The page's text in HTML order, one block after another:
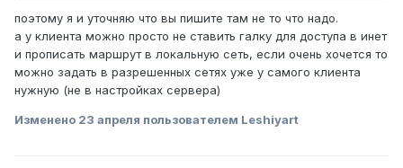
поэтому я и уточняю что вы пишите там не то что надо.
а у клиента можно просто не ставить галку для доступа в инет
и прописать маршрут в локальную сеть, если очень хочется то
можно задать в разрешенных сетях уже у самого клиента
нужную (не в настройках сервера)
Изменено 23 апреля пользователем Leshiyart